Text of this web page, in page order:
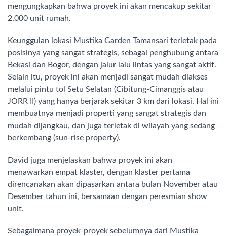
mengungkapkan bahwa proyek ini akan mencakup sekitar
2.000 unit rumah.
Keunggulan lokasi Mustika Garden Tamansari terletak pada
posisinya yang sangat strategis, sebagai penghubung antara
Bekasi dan Bogor, dengan jalur lalu lintas yang sangat aktif.
Selain itu, proyek ini akan menjadi sangat mudah diakses
melalui pintu tol Setu Selatan (Cibitung-Cimanggis atau
JORR II) yang hanya berjarak sekitar 3 km dari lokasi. Hal ini
membuatnya menjadi properti yang sangat strategis dan
mudah dijangkau, dan juga terletak di wilayah yang sedang
berkembang (sun-rise property).
David juga menjelaskan bahwa proyek ini akan
menawarkan empat klaster, dengan klaster pertama
direncanakan akan dipasarkan antara bulan November atau
Desember tahun ini, bersamaan dengan peresmian show
unit.
Sebagaimana proyek-proyek sebelumnya dari Mustika